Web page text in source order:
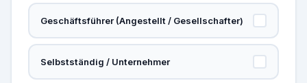
Geschäftsführer (Angestellt / Gesellschafter)
Selbstständig / Unternehmer